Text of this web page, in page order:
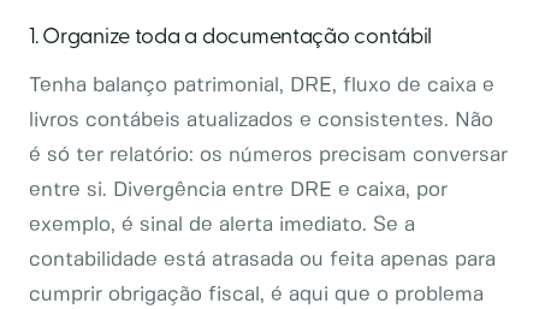
1. Organize toda a documentação contábil
Tenha balanço patrimonial, DRE, fluxo de caixa e
livros contábeis atualizados e consistentes. Não
é só ter relatório: os números precisam conversar
entre si. Divergência entre DRE e caixa, por
exemplo, é sinal de alerta imediato. Se a
contabilidade está atrasada ou feita apenas para
cumprir obrigação fiscal, é aqui que o problema